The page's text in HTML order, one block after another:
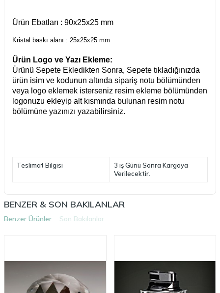
Ürün Ebatları : 90x25x25 mm
Kristal baskı alanı : 25x25x25 mm
Ürün Logo ve Yazı Ekleme:
Ürünü Sepete Ekledikten Sonra, Sepete tıkladığınızda
ürün isim ve kodunun altında sipariş notu bölümünden
veya logo eklemek isterseniz resim ekleme bölümünden
logonuzu ekleyip alt kısmında bulunan resim notu
bölümüne yazınızı yazabilirsiniz.
Teslimat Bilgisi
3 iş Günü Sonra Kargoya
Verilecektir.
BENZER & SON BAKILANLAR
Benzer Ürünler Son Bakılanlar